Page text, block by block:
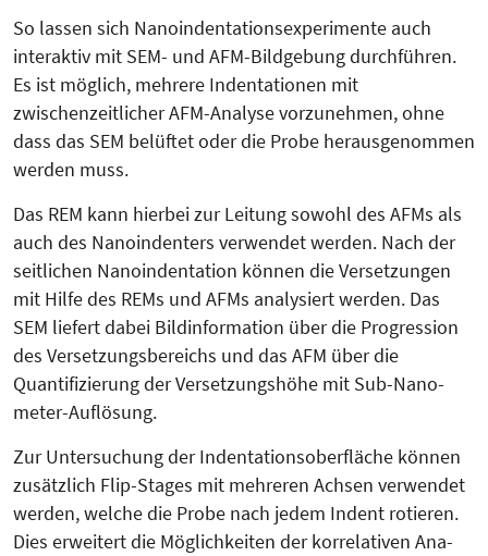
So lassen sich Nanoinden­tations­ex­pe­rimente auch
interaktiv mit SEM- und AFM-Bildgebung durchführen.
Es ist möglich, mehrere Indentationen mit
zwischenzeitlicher AFM-Analyse vorzunehmen, ohne
dass das SEM belüftet oder die Probe herausgenommen
werden muss.
Das REM kann hierbei zur Leitung sowohl des AFMs als
auch des Nano­indenters verwendet werden. Nach der
seitlichen Nanoindentation können die Versetzungen
mit Hilfe des REMs und AFMs analysiert werden. Das
SEM liefert dabei Bildinformation über die Progression
des Versetzungsbereichs und das AFM über die
Quantifizierung der Ver­set­zungshöhe mit Sub-Nano­
meter-Auf­lösung.
Zur Untersuchung der Indenta­tions­oberfläche können
zusätzlich Flip-Stages mit mehreren Achsen verwendet
werden, welche die Probe nach jedem Indent rotieren.
Dies erweitert die Möglichkeiten der korrelativen Ana­